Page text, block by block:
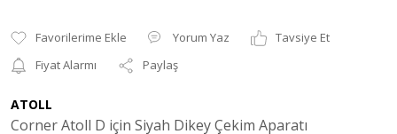
Yorum Yaz
Tavsiye Et
Fiyat Alarmı
Paylaş
ATOLL
Corner Atoll D için Siyah Dikey Çekim Aparatı